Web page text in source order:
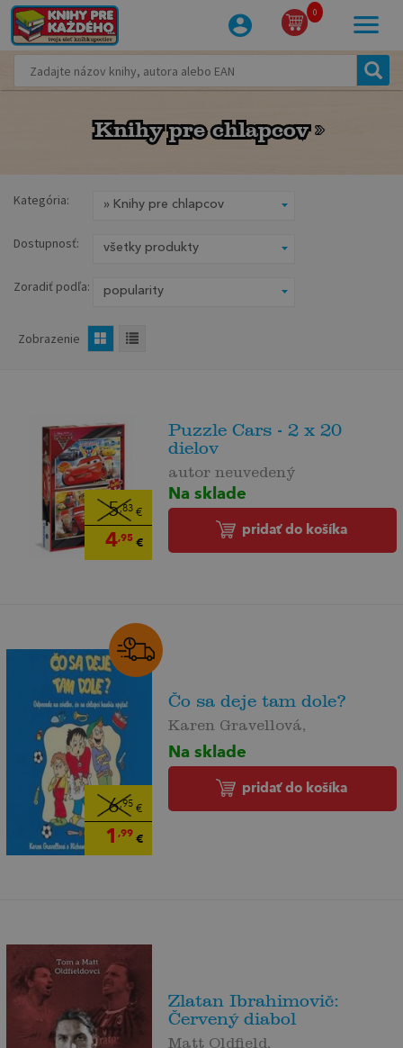
0
Knihy pre chlapcov
Knihy pre chlapcov
Kategória:
Dostupnosť:
Zoradiť podľa:
Zobrazenie
5,83€
4,95€
Puzzle Cars - 2 x 20
dielov
autor neuvedený
Na sklade
pridať do košíka
6,95€
1 ,99 €
Čo sa deje tam dole?
Karen Gravellová,
Na sklade
pridať do košíka
Zlatan Ibrahimovič:
Červený diabol
Matt Oldfield,